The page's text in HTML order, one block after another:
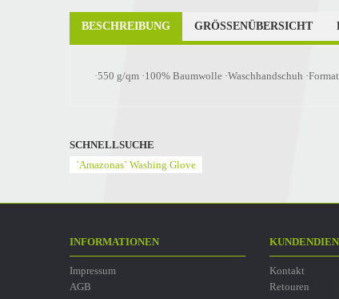
BESCHREIBUNG GRÖSSENÜBERSICHT
·550 g/qm ·100% Baumwolle ·Waschhandschuh
SCHNELLSUCHE
`Amazonas` Washing Glove
INFORMATIONEN
Impressum
AGB
Kontakt
Retouren